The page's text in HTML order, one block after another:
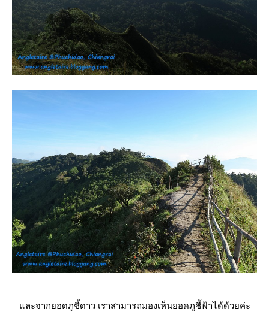
ละจากยอดภูชี้ดาว เราสามารถมองเห็นยอดภูชี้ฟ้าได้ด้วยค่ะ